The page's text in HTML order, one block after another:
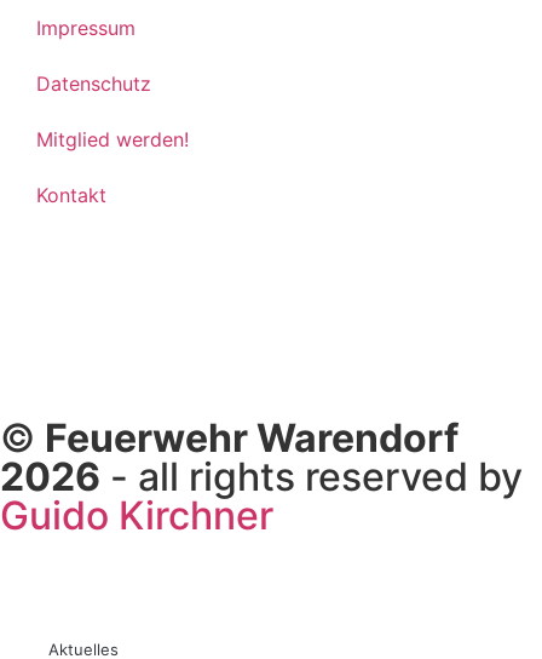
Impressum
Datenschutz
Mitglied werden!
Kontakt
© Feuerwehr Warendorf
2026 - all rights reserved by
Guido Kirchner
Aktuelles